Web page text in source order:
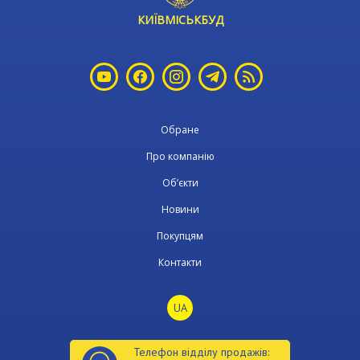
КИЇВМІСЬКБУД
Обране
Про компанію
Об’єкти
Новини
Покупцям
Контакти
UA
Телефон відділу продажів: